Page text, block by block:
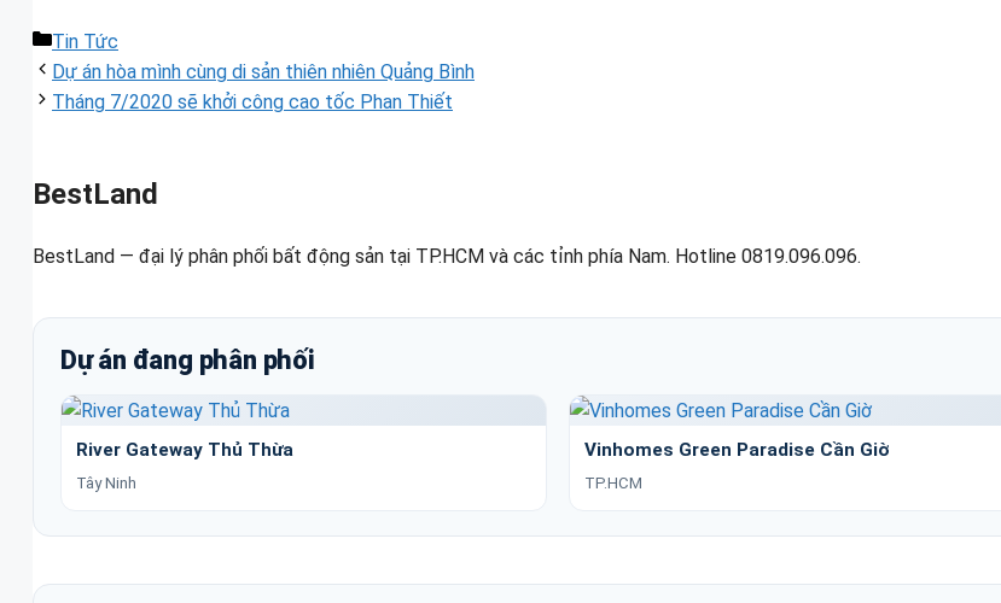
Danh
mục
Tin Tức
Dự án hòa mình cùng di sản thiên nhiên Quảng Bình
Tháng 7/2020 sẽ khởi công cao tốc Phan Thiết
BestLand
BestLand — đại lý phân phối bất động sản tại TP.HCM và các tỉnh phía Nam. Hotline 0819.096.096.
Dự án đang phân phối
River Gateway Thủ Thừa
Tây Ninh
Vinhomes Green Paradise Cần Giờ
TP.HCM